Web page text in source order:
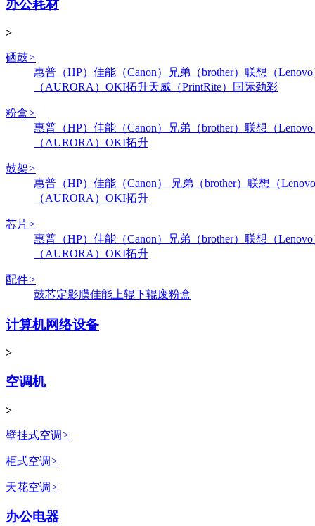
办公耗材
>
硒鼓>
惠普（HP） 佳能（Canon） 兄弟（brother） 联想（
（AURORA） OKI拓升天威（PrintRite） 国际劲彩
粉盒>
惠普（HP） 佳能（Canon） 兄弟（brother） 联想（
（AURORA） OKI拓升
鼓架>
惠普（HP） 佳能（Canon） 兄弟（brother） 联想（
（AURORA） OKI拓升
芯片>
惠普（HP） 佳能（Canon） 兄弟（brother） 联想（
（AURORA） OKI拓升
配件>
鼓芯定影膜佳能 上辊下辊废粉盒
计算机网络设备
>
空调机
>
壁挂式空调>
柜式空调>
天花空调>
办公电器